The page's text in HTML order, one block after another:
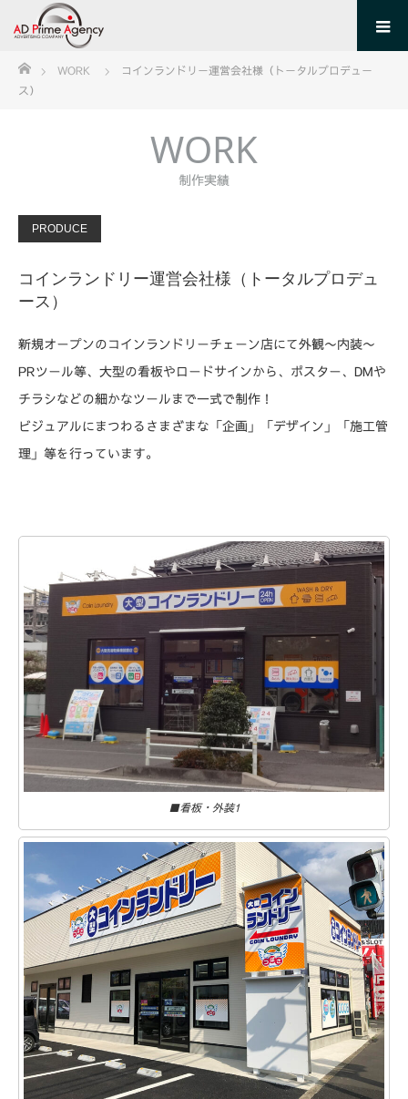
ホームWORK
コインランドリー運営会社様（トータルプロデュー
ス）
WORK
制作実績
PRODUCE
コインランドリー運営会社様（トータルプロデュ
ース）
新規オープンのコインランドリーチェーン店にて外観〜内装〜
PRツール等、大型の看板やロードサインから、ポスター、DMや
チラシなどの細かなツールまで一式で制作！
ビジュアルにまつわるさまざまな「企画」「デザイン」「施工管
理」等を行っています。
■看板・外装1